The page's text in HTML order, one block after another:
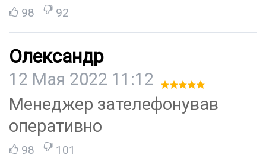
98 92
Олександр
12 Мая 2022 11:12
Менеджер зателефонував
оперативно
98 101